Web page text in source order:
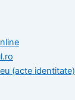
(acte identitate)